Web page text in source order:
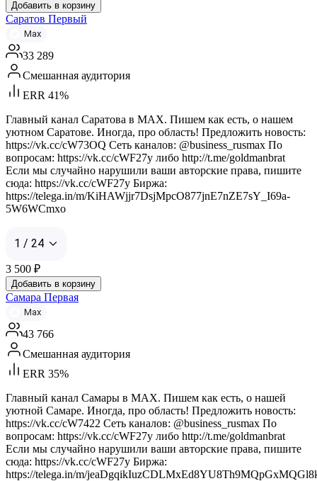
Добавить в корзину
Саратов Первый
Max
33 289
Смешанная аудитория
ERR 41%
Главный канал Саратова в MAX. Пишем как есть, о нашем
уютном Саратове. Иногда, про область! Предложить новость:
https://vk.cc/cW73OQ Сеть каналов: @business_rusmax По
вопросам: https://vk.cc/cWF27y либо http://t.me/goldmanbrat
Если мы случайно нарушили ваши авторские права, пишите
сюда: https://vk.cc/cWF27y Биржа:
https://telega.in/m/KiHAWjjr7DsjMpcO877jnE7nZE7sY_I69a-
5W6WCmxo
1 / 24
3 500 ₽
Добавить в корзину
Самара Первая
Max
43 766
Смешанная аудитория
ERR 35%
Главный канал Самары в MAX. Пишем как есть, о нашей
уютной Самаре. Иногда, про область! Предложить новость:
https://vk.cc/cW7422 Сеть каналов: @business_rusmax По
вопросам: https://vk.cc/cWF27y либо http://t.me/goldmanbrat
Если мы случайно нарушили ваши авторские права, пишите
сюда: https://vk.cc/cWF27y Биржа:
https://telega.in/m/